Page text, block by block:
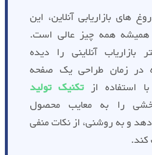
های بازاریابی آنلاین، این
همه چیز عالی است.
بازاریاب آنلاینی را دیده
در زمان طراحی یک صفحه
استفاده ازتکنیک تولید
را به معایب محصول
و به روشنی، از نکات منفی